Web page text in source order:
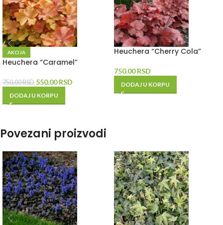
AKCIJA
Heuchera “Caramel”
750.00RSD 550.00RSD
DODAJ U KORPU
Heuchera “Cherry Cola”
750.00RSD
DODAJ U KORPU
Povezani proizvodi